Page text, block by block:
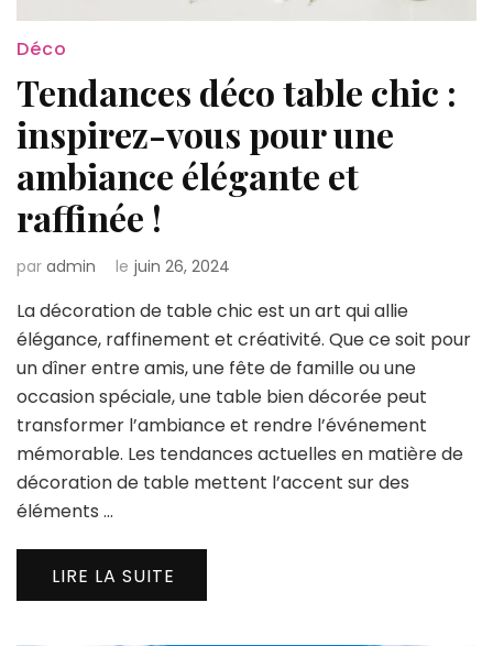
Déco
Tendances déco table chic :
inspirez-vous pour une
ambiance élégante et
raffinée !
par admin le juin 26, 2024
La décoration de table chic est un art qui allie
élégance, raffinement et créativité. Que ce soit pour
un dîner entre amis, une fête de famille ou une
occasion spéciale, une table bien décorée peut
transformer l’ambiance et rendre l’événement
mémorable. Les tendances actuelles en matière de
décoration de table mettent l’accent sur des
éléments …
LIRE LA SUITE